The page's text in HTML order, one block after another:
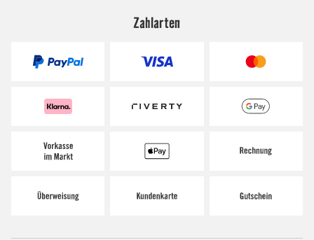
Zahlarten